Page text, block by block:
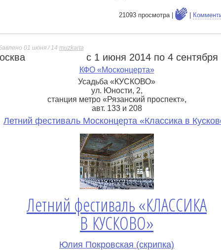
21093 просмотра |
01 июня / 14 muzkarta
с 1 июня 2014 по 4 сентября
КФО «Москонцерта»
Усадьба «КУСКОВО»
ул. Юности, 2,
станция метро «Рязанский проспект»,
авт. 133 и 208
Летний фестиваль Москонцерта «Классика в
Летний фестиваль «КЛАССИКА
В КУСКОВО»
Юлия Покровская (скрипка)